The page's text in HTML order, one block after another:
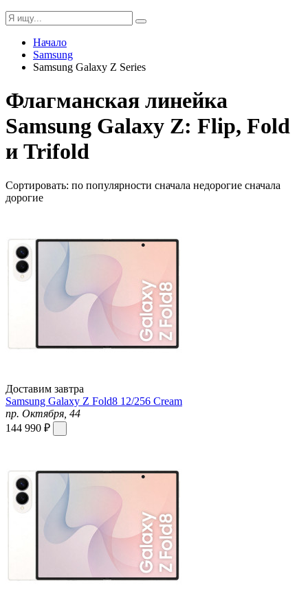
Начало
Samsung
Samsung Galaxy Z Series
Флагманская линейка
Samsung Galaxy Z: Flip, Fold
и Trifold
Сортировать: по популярности сначала недорогие сначала
дорогие
Доставим завтра
Samsung Galaxy Z Fold8 12/256 Cream
пр. Октября, 44
144 990 ₽